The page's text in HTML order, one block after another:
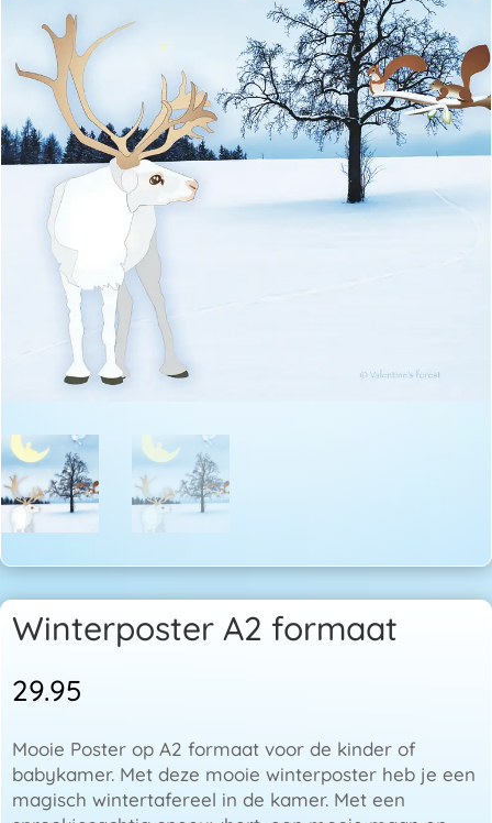
Winterposter A2 formaat
29.95
Mooie Poster op A2 formaat voor de kinder of
babykamer. Met deze mooie winterposter heb je een
magisch wintertafereel in de kamer. Met een